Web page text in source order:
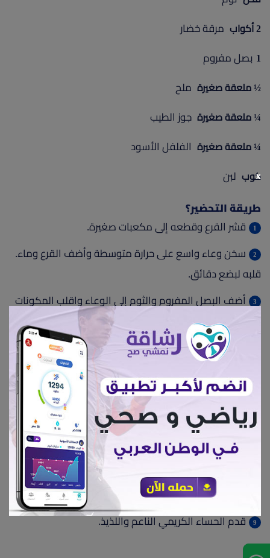
2 أكواب مرقة خضار
1 بصل مفروم
½ ملعقة صغيرة ملح
¼ ملعقة صغيرة جوز الطيب
¼ ملعقة صغيرة الفلفل الأسود
كوب لبن
طريقة التحضير؟
قشر القرع وقطعه إلى مكعبات صغيرة.
سخن وعاء واسع على حرارة متوسطة وأضف القرع وماء.
قلبه لبضع دقائق.
أضف البصل المفروم والثوم إلى الوعاء واقلب المكونات
معًا لبضع دقائق أخرى.
أضف مرقة الخضار والملح إلى الوعاء. اترك المزيج يغلي ثم
اترك القرع يطهى لمدة عشر دقائق أو حتى يصبح طريًا.
أضف اللبن إلى الوعاء واخلطه جيدًا. يمكنك استخدام
الخلاط الكهربائي أو الكبة لتحقيق نتيجة ناعمة.
رش الخليط بجوز الطيب والفلفل الأسود للتتبيل.
قلب الحساء لمدة خمس دقائق إضافية لتجانس النكهات.
قدم الحساء الكريمي الناعم واللذيذ.
x